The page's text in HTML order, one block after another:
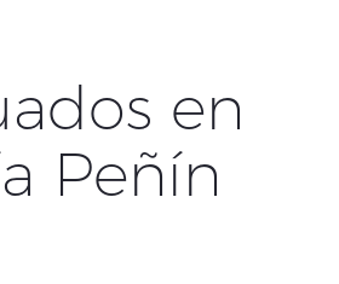
en
Peñín